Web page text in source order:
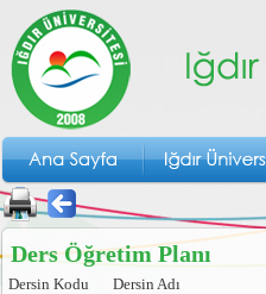
Ders Öğretim Planı
Dersin Kodu Dersin Adı